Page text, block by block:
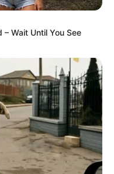
PRÓXIMA MATÉRIA
Casos de intoxicação por
metanol em bebidas
adulteradas sobem para 59
no Brasil.
– Wait Until You See